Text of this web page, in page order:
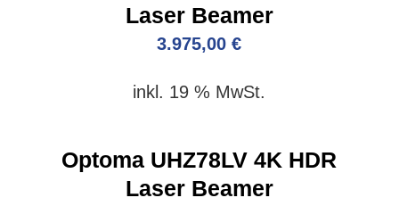
Laser Beamer
3.975,00€
inkl. 19 % MwSt.
Optoma UHZ78LV 4K HDR
Laser Beamer